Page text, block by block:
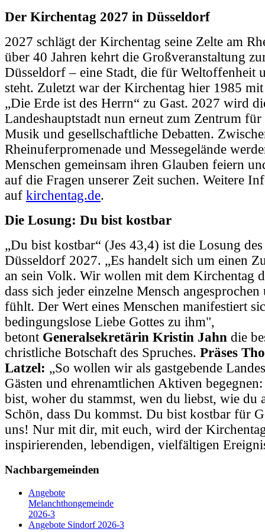
Der Kirchentag 2027 in Düsseldorf
2027 schlägt der Kirchentag seine Zelte am
über 40 Jahren kehrt die Großveranstaltung
Düsseldorf – eine Stadt, die für Weltoffenheit
steht. Zuletzt war der Kirchentag hier 1985
„Die Erde ist des Herrn“ zu Gast. 2027 wird
Landeshauptstadt nun erneut zum Zentrum
Musik und gesellschaftliche Debatten.
Rheinuferpromenade und Messegelände
Menschen gemeinsam ihren Glauben feiern
auf die Fragen unserer Zeit suchen. Weitere
auf kirchentag.de.
Die Losung: Du bist kostbar
„Du bist kostbar“ (Jes 43,4) ist die Losung
Düsseldorf 2027. „Es handelt sich um einen
an sein Volk. Wir wollen mit dem Kirchentag
dass sich jeder einzelne Mensch
fühlt. Der Wert eines Menschen manifestiert
bedingungslose Liebe Gottes zu ihm",
betont Generalsekretärin Kristin Jahn die
christliche Botschaft des Spruches. Präses
Latzel: „So wollen wir als gastgebende
Gästen und ehrenamtlichen Aktiven
bist, woher du stammst, wen du liebst, wie du
Schön, dass Du kommst. Du bist kostbar für
uns! Nur mit dir, mit euch, wird der
inspirierenden, lebendigen, vielfältigen
Nachbargemeinden
Angebote
Melanchthongemeinde
2026-3
Angebote Sindorf 2026-3